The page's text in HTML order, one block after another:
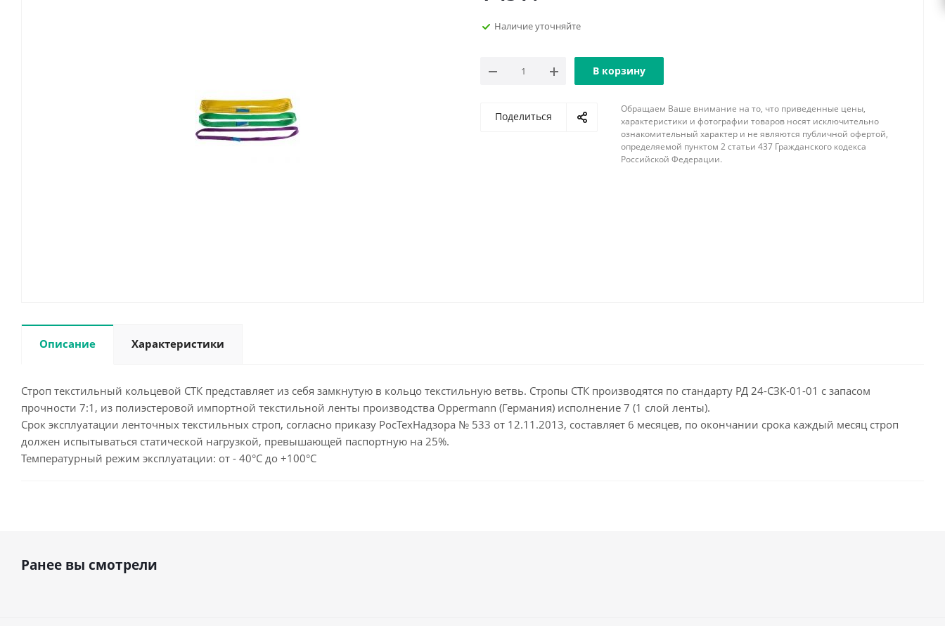
Наличие уточняйте
В корзину
Поделиться
Обращаем Ваше внимание на то, что приведенные цены,
характеристики и фотографии товаров носят исключительно
ознакомительный характер и не являются публичной офертой,
определяемой пунктом 2 статьи 437 Гражданского кодекса
Российской Федерации.
Описание Характеристики
Строп текстильный кольцевой СТК представляет из себя замкнутую в кольцо текстильную ветвь. Стропы СТК производятся по стандарту РД 24-СЗК-01-01 с запасом
прочности 7:1, из полиэстеровой импортной текстильной ленты производства Oppermann (Германия) исполнение 7 (1 слой ленты).
Срок эксплуатации ленточных текстильных строп, согласно приказу РосТехНадзора № 533 от 12.11.2013, составляет 6 месяцев, по окончании срока каждый месяц строп
должен испытываться статической нагрузкой, превышающей паспортную на 25%.
Температурный режим эксплуатации: от - 40°С до +100°С
Ранее вы смотрели